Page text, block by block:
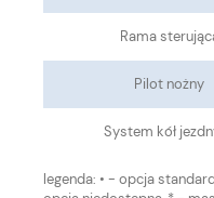
Rama
Pilot nożny
System kół
legenda: • - opcja